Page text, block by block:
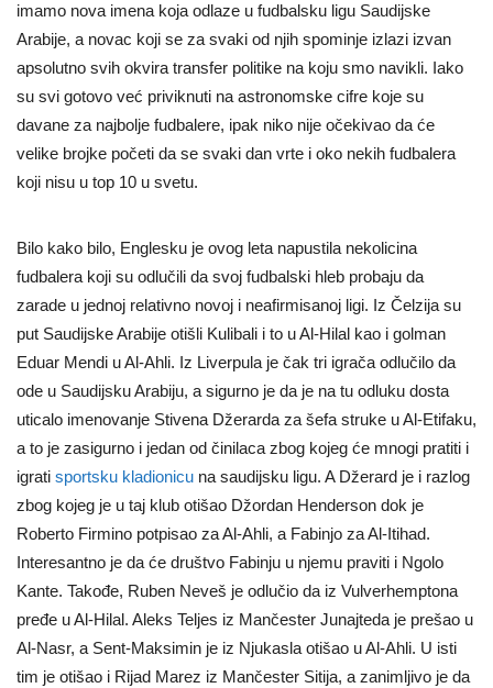
imamo nova imena koja odlaze u fudbalsku ligu Saudijske
Arabije, a novac koji se za svaki od njih spominje izlazi izvan
apsolutno svih okvira transfer politike na koju smo navikli. Iako
su svi gotovo već priviknuti na astronomske cifre koje su
davane za najbolje fudbalere, ipak niko nije očekivao da će
velike brojke početi da se svaki dan vrte i oko nekih fudbalera
koji nisu u top 10 u svetu.
Bilo kako bilo, Englesku je ovog leta napustila nekolicina
fudbalera koji su odlučili da svoj fudbalski hleb probaju da
zarade u jednoj relativno novoj i neafirmisanoj ligi. Iz Čelzija su
put Saudijske Arabije otišli Kulibali i to u Al-Hilal kao i golman
Eduar Mendi u Al-Ahli. Iz Liverpula je čak tri igrača odlučilo da
ode u Saudijsku Arabiju, a sigurno je da je na tu odluku dosta
uticalo imenovanje Stivena Džerarda za šefa struke u Al-Etifaku,
a to je zasigurno i jedan od činilaca zbog kojeg će mnogi pratiti i
igrati sportsku kladionicu na saudijsku ligu. A Džerard je i razlog
zbog kojeg je u taj klub otišao Džordan Henderson dok je
Roberto Firmino potpisao za Al-Ahli, a Fabinjo za Al-Itihad.
Interesantno je da će društvo Fabinju u njemu praviti i Ngolo
Kante. Takođe, Ruben Neveš je odlučio da iz Vulverhemptona
pređe u Al-Hilal. Aleks Teljes iz Mančester Junajteda je prešao u
Al-Nasr, a Sent-Maksimin je iz Njukasla otišao u Al-Ahli. U isti
tim je otišao i Rijad Marez iz Mančester Sitija, a zanimljivo je da